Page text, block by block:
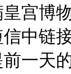
宫博
信中链
前一天